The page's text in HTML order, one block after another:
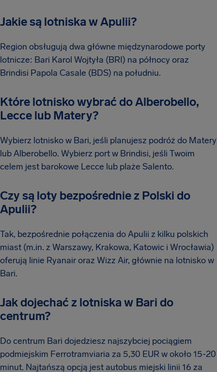
Jakie są lotniska w Apulii?
Region obsługują dwa główne międzynarodowe porty
lotnicze: Bari Karol Wojtyła (BRI) na północy oraz
Brindisi Papola Casale (BDS) na południu.
Które lotnisko wybrać do Alberobello,
Lecce lub Matery?
Wybierz lotnisko w Bari, jeśli planujesz podróż do Matery
lub Alberobello. Wybierz port w Brindisi, jeśli Twoim
celem jest barokowe Lecce lub plaże Salento.
Czy są loty bezpośrednie z Polski do
Apulii?
Tak, bezpośrednie połączenia do Apulii z kilku polskich
miast (m.in. z Warszawy, Krakowa, Katowic i Wrocławia)
oferują linie Ryanair oraz Wizz Air, głównie na lotnisko w
Bari.
Jak dojechać z lotniska w Bari do
centrum?
Do centrum Bari dojedziesz najszybciej pociągiem
podmiejskim Ferrotramviaria za 5,30 EUR w około 15-20
minut. Najtańszą opcją jest autobus miejski linii 16 za